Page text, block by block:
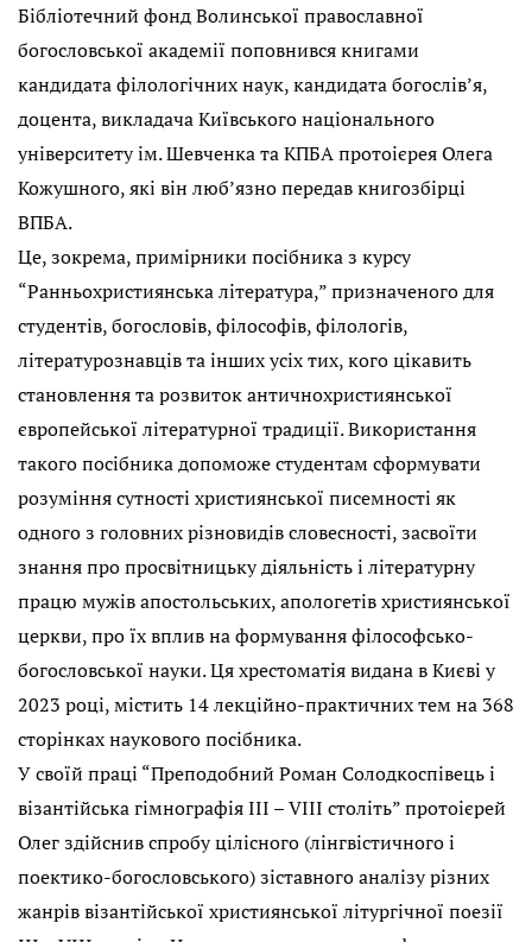
Бібліотечний фонд Волинської православної
богословської академії поповнився книгами
кандидата філологічних наук, кандидата богослів’я,
доцента, викладача Київського національного
університету ім. Шевченка та КПБА протоієрея Олега
Кожушного, які він люб’язно передав книгозбірці
ВПБА.
Це, зокрема, примірники посібника з курсу
“Ранньохристиянська література,” призначеного для
студентів, богословів, філософів, філологів,
літературознавців та інших усіх тих, кого цікавить
становлення та розвиток античнохристиянської
європейської літературної традиції. Використання
такого посібника допоможе студентам сформувати
розуміння сутності християнської писемності як
одного з головних різновидів словесності, засвоїти
знання про просвітницьку діяльність і літературну
працю мужів апостольських, апологетів християнської
церкви, про їх вплив на формування філософсько-
богословської науки. Ця хрестоматія видана в Києві у
2023 році, містить 14 лекційно-практичних тем на 368
сторінках наукового посібника.
У своїй праці “Преподобний Роман Солодкоспівець і
візантійська гімнографія III – VIII століть” протоієрей
Олег здійснив спробу цілісного (лінгвістичного і
поектико-богословського) зіставного аналізу різних
жанрів візантійської християнської літургічної поезії